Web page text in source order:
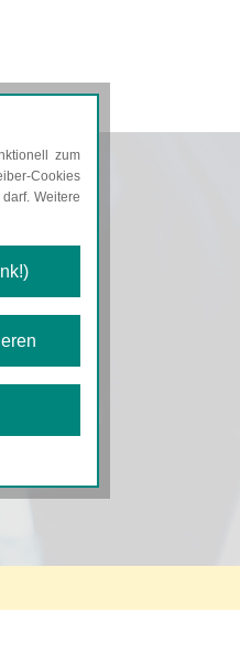
zum
Cookies
Weitere